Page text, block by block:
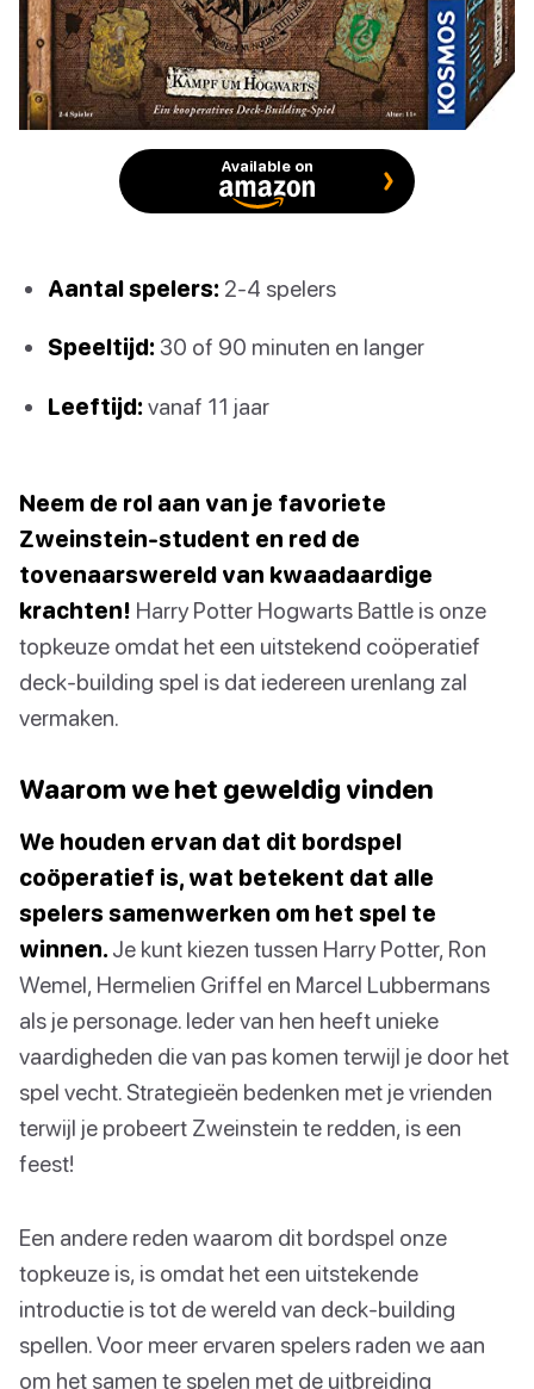
Available on
Aantal spelers: 2-4 spelers
Speeltijd: 30 of 90 minuten en langer
Leeftijd: vanaf 11 jaar
Neem de rol aan van je favoriete
Zweinstein-student en red de
tovenaarswereld van kwaadaardige
krachten! Harry Potter Hogwarts Battle is onze
topkeuze omdat het een uitstekend coöperatief
deck-building spel is dat iedereen urenlang zal
vermaken.
Waarom we het geweldig vinden
We houden ervan dat dit bordspel
coöperatief is, wat betekent dat alle
spelers samenwerken om het spel te
winnen. Je kunt kiezen tussen Harry Potter, Ron
Wemel, Hermelien Griffel en Marcel Lubbermans
als je personage. Ieder van hen heeft unieke
vaardigheden die van pas komen terwijl je door het
spel vecht. Strategieën bedenken met je vrienden
terwijl je probeert Zweinstein te redden, is een
feest!
Een andere reden waarom dit bordspel onze
topkeuze is, is omdat het een uitstekende
introductie is tot de wereld van deck-building
spellen. Voor meer ervaren spelers raden we aan
om het samen te spelen met de uitbreiding